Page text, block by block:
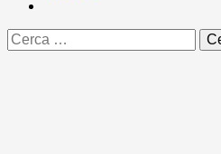
Ricerca
per: